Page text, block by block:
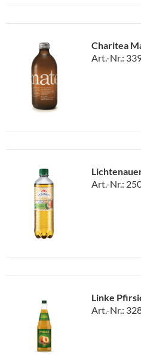
Charitea
Art.-Nr.:
Art.-Nr.:
Linke
Art.-Nr.: